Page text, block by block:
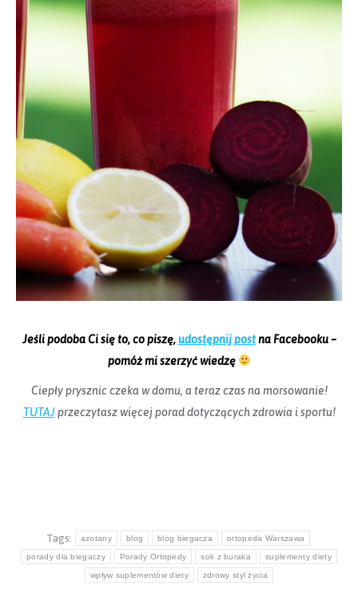
Jeśli podoba Ci się to, co piszę, udostępnij post na Facebooku –
pomóż mi szerzyć wiedzę
Ciepły prysznic czeka w domu, a teraz czas na morsowanie!
TUTAJ przeczytasz więcej porad dotyczących zdrowia i sportu!
Tags: azotany blog blog biegacza ortopeda Warszawa
porady dla biegaczy Porady Ortopedy sok z buraka suplementy diety
wpływ suplementów diety zdrowy styl życia